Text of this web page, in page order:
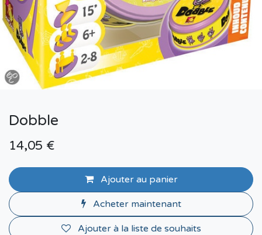
Dobble
14,05 €
Ajouter au panier
Acheter maintenant
Ajouter à la liste de souhaits